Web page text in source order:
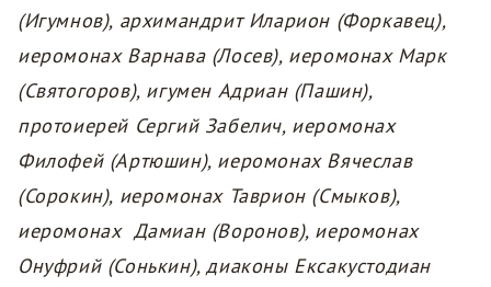
(Игумнов), архимандрит Иларион (Форкавец),
иеромонах Варнава (Лосев), иеромонах Марк
(Святогоров), игумен Адриан (Пашин),
протоиерей Сергий Забелич, иеромонах
Филофей (Артюшин), иеромонах Вячеслав
(Сорокин), иеромонах Таврион (Смыков),
иеромонах Дамиан (Воронов), иеромонах
Онуфрий (Сонькин), диаконы Ексакустодиан